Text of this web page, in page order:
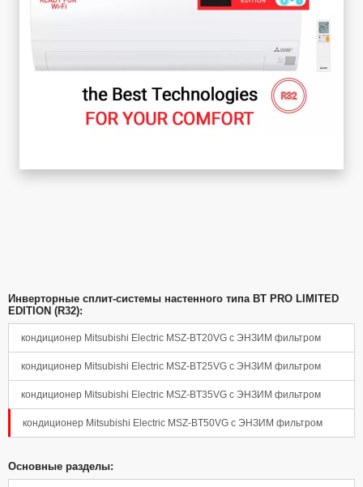
Инверторные сплит-системы настенного типа BT PRO LIMITED
EDITION (R32):
кондиционер Mitsubishi Electric MSZ-BT20VG с ЭНЗИМ фильтром
кондиционер Mitsubishi Electric MSZ-BT25VG с ЭНЗИМ фильтром
кондиционер Mitsubishi Electric MSZ-BT35VG с ЭНЗИМ фильтром
кондиционер Mitsubishi Electric MSZ-BT50VG с ЭНЗИМ фильтром
Основные разделы: